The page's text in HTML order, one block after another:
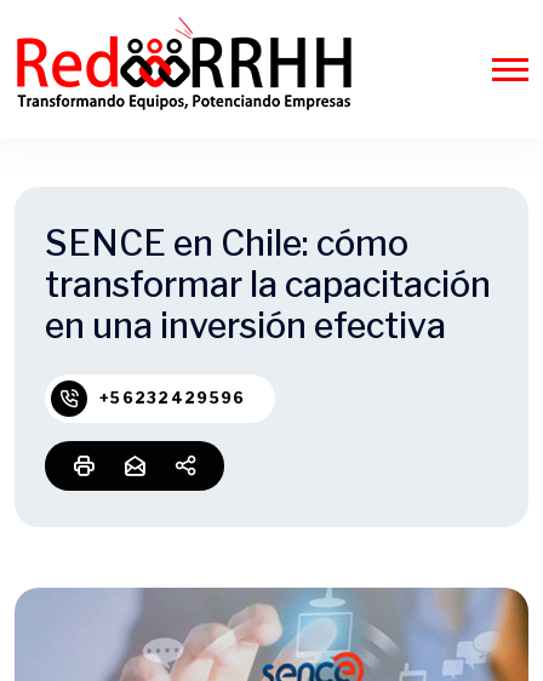
SENCE en Chile: cómo
transformar la capacitación
en una inversión efectiva
+56232429596